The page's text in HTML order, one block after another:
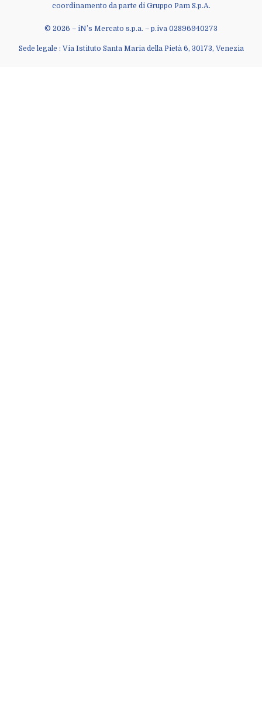
© 2026 – iN’s Mercato s.p.a. – p.iva 02896940273
Sede legale : Via Istituto Santa Maria della Pietà 6, 30173, Venezia
coordinamento da parte di Gruppo Pam S.p.A.